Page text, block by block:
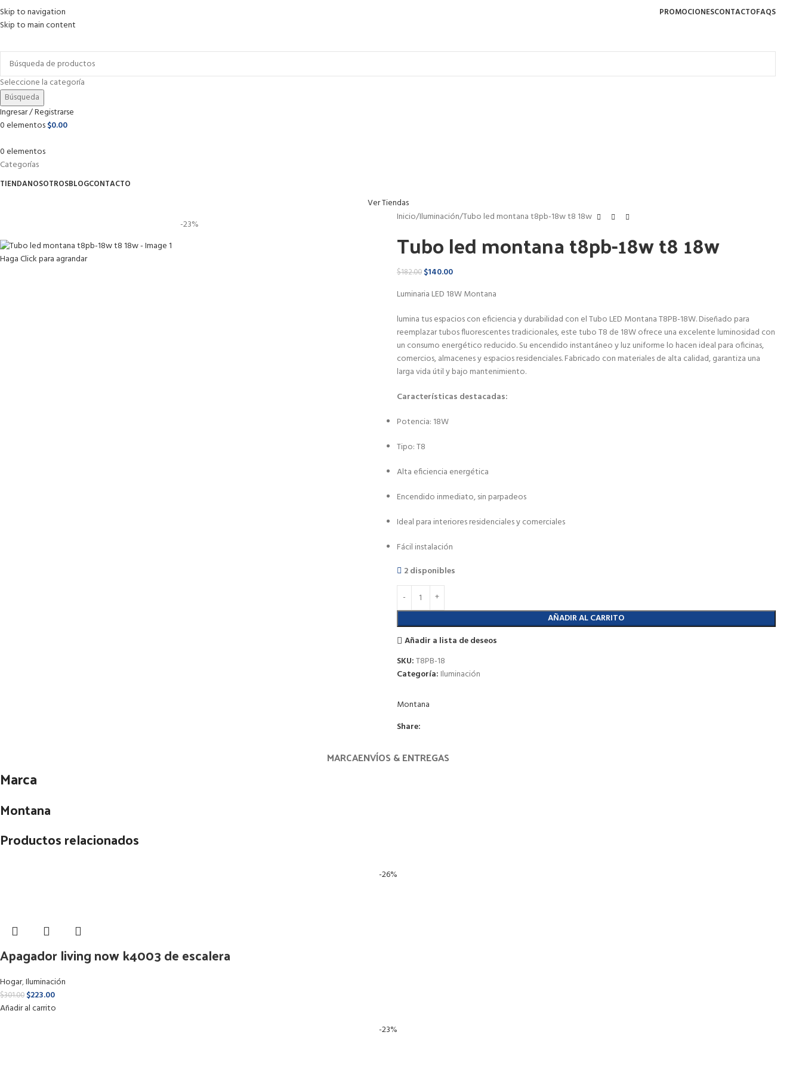
Skip to navigation
Skip to main content
PROMOCIONESCONTACTOFAQS
Envío gratis para pedidos arriba de
Seleccione la categoría
Búsqueda
Ingresar / Registrarse
0elementos$0.00
0elementos
Categorías
TIENDANOSOTROSBLOGCONTACTO
Ver Tiendas
-23%
Haga Click para agrandar
Inicio Iluminación Tubo led montana t8pb-18w t8 18w
Tubo led montana t8pb-18w t8 18w
$182.00 $140.00
Luminaria LED 18W Montana
lumina tus espacios con eficiencia y durabilidad con el Tubo LED Montana T8PB-18W. Diseñado para
reemplazar tubos fluorescentes tradicionales, este tubo T8 de 18W ofrece una excelente luminosidad con
un consumo energético reducido. Su encendido instantáneo y luz uniforme lo hacen ideal para oficinas,
comercios, almacenes y espacios residenciales. Fabricado con materiales de alta calidad, garantiza una
larga vida útil y bajo mantenimiento.
Características destacadas:
Potencia: 18W
Tipo: T8
Alta eficiencia energética
Encendido inmediato, sin parpadeos
Ideal para interiores residenciales y comerciales
Fácil instalación
2 disponibles
AÑADIR AL CARRITO
Añadir a lista de deseos
SKU:T8PB-18
Categoría: Iluminación
Montana
Share:
MARCAENVÍOS & ENTREGAS
Marca
Montana
Productos relacionados
-26%
Apagador living now k4003 de escalera
Hogar,Iluminación
$301.00 $223.00
Añadir al carrito
-23%